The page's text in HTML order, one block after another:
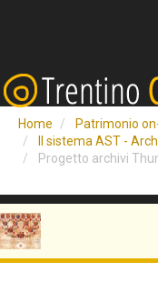
Home
Patrimonio
Il sistema AST -
Progetto archivi